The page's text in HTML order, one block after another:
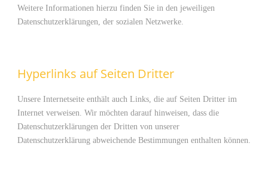
Weitere Informationen hierzu finden Sie in den jeweiligen
Datenschutzerklärungen, der sozialen Netzwerke.
Hyperlinks auf Seiten Dritter
Unsere Internetseite enthält auch Links, die auf Seiten Dritter im
Internet verweisen. Wir möchten darauf hinweisen, dass die
Datenschutzerklärungen der Dritten von unserer
Datenschutzerklärung abweichende Bestimmungen enthalten können.